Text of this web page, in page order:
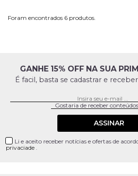
6
GANHE 15% OFF NA SUA
É facil, basta se cadastrar e
ASSINAR
Li e aceito receber notícias e ofertas de
privaciade